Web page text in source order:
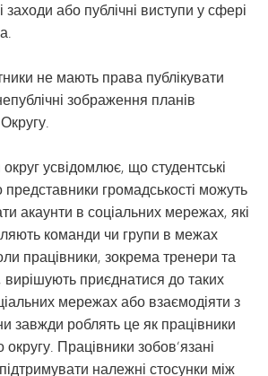
заходи або публічні виступи у сфері
не мають права публікувати
зображення планів
усвідомлює, що студентські
представники громадськості можуть
акаунти в соціальних мережах, які
команди чи групи в межах
працівники, зокрема тренери та
вирішують приєднатися до таких
мережах або взаємодіяти з
завжди роблять це як працівники
округу. Працівники зобов’язані
належні стосунки між